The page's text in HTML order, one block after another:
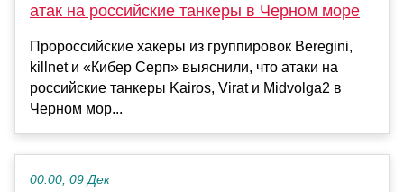
атак на российские танкеры в Черном море
Пророссийские хакеры из группировок Beregini,
killnet и «Кибер Серп» выяснили, что атаки на
российские танкеры Kairos, Virat и Midvolga2 в
Черном мор...
00:00, 09 Дек